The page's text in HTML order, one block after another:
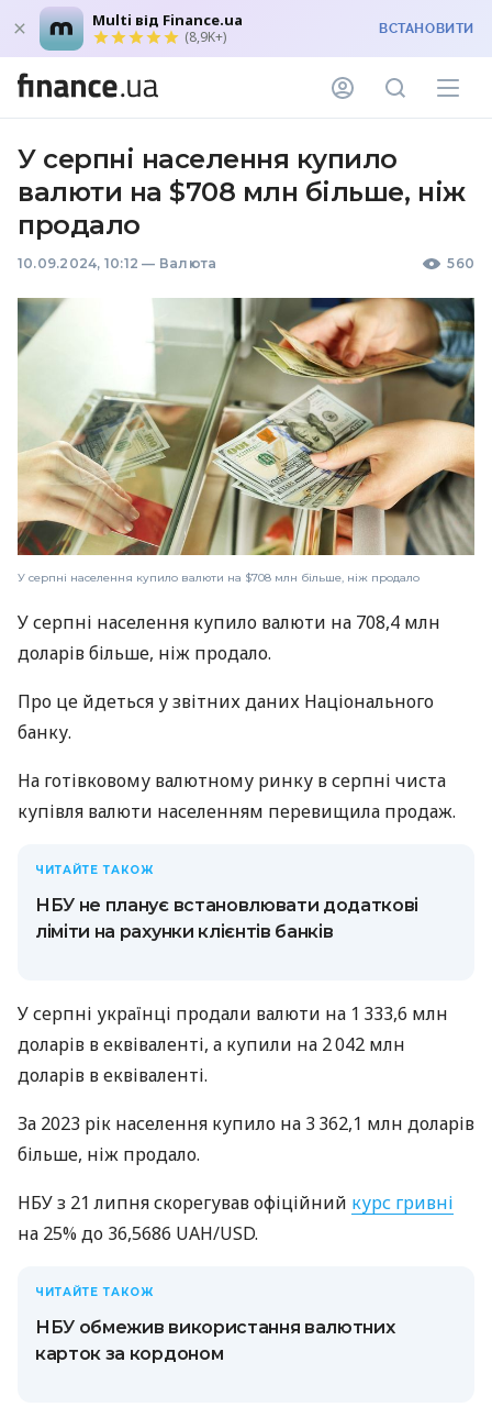
Multi від Finance.ua
(8,9K+) ВСТАНОВИТИ
У серпні населення купило
валюти на $708 млн більше, ніж
продало
10.09.2024, 10:12 — Валюта 560
У серпні населення купило валюти на $708 млн більше, ніж продало
У серпні населення купило валюти на 708,4 млн
доларів більше, ніж продало.
Про це йдеться у звітних даних Національного
банку.
На готівковому валютному ринку в серпні чиста
купівля валюти населенням перевищила продаж.
ЧИТАЙТЕ ТАКОЖ
НБУ не планує встановлювати додаткові
ліміти на рахунки клієнтів банків
У серпні українці продали валюти на 1 333,6 млн
доларів в еквіваленті, а купили на 2 042 млн
доларів в еквіваленті.
За 2023 рік населення купило на 3 362,1 млн доларів
більше, ніж продало.
НБУ з 21 липня скорегував офіційний курс гривні
на 25% до 36,5686 UAH/USD.
ЧИТАЙТЕ ТАКОЖ
НБУ обмежив використання валютних
карток за кордоном